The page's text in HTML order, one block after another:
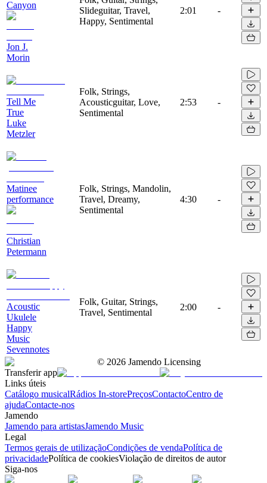
Canyon
Jon J.
Morin
Slideguitar, Travel,
Happy, Sentimental
2:01 -
Tell Me
True
Luke
Metzler
Folk, Strings,
Acousticguitar, Love,
Sentimental
2:53 -
Matinee
performance
Christian
Petermann
Folk, Strings, Mandolin,
Travel, Dreamy,
Sentimental
4:30 -
Acoustic
Ukulele
Happy
Music
Sevennotes
Folk, Guitar, Strings,
Travel, Sentimental
2:00 -
© 2026 Jamendo Licensing
Transferir app
Links úteis
Catálogo musicalRádios In-storePreçosContactoCentro de
ajudaContacte-nos
Jamendo
Jamendo para artistasJamendo Music
Legal
Termos gerais de utilizaçãoCondições de vendaPolítica de
privacidadePolítica de cookiesViolação de direitos de autor
Siga-nos